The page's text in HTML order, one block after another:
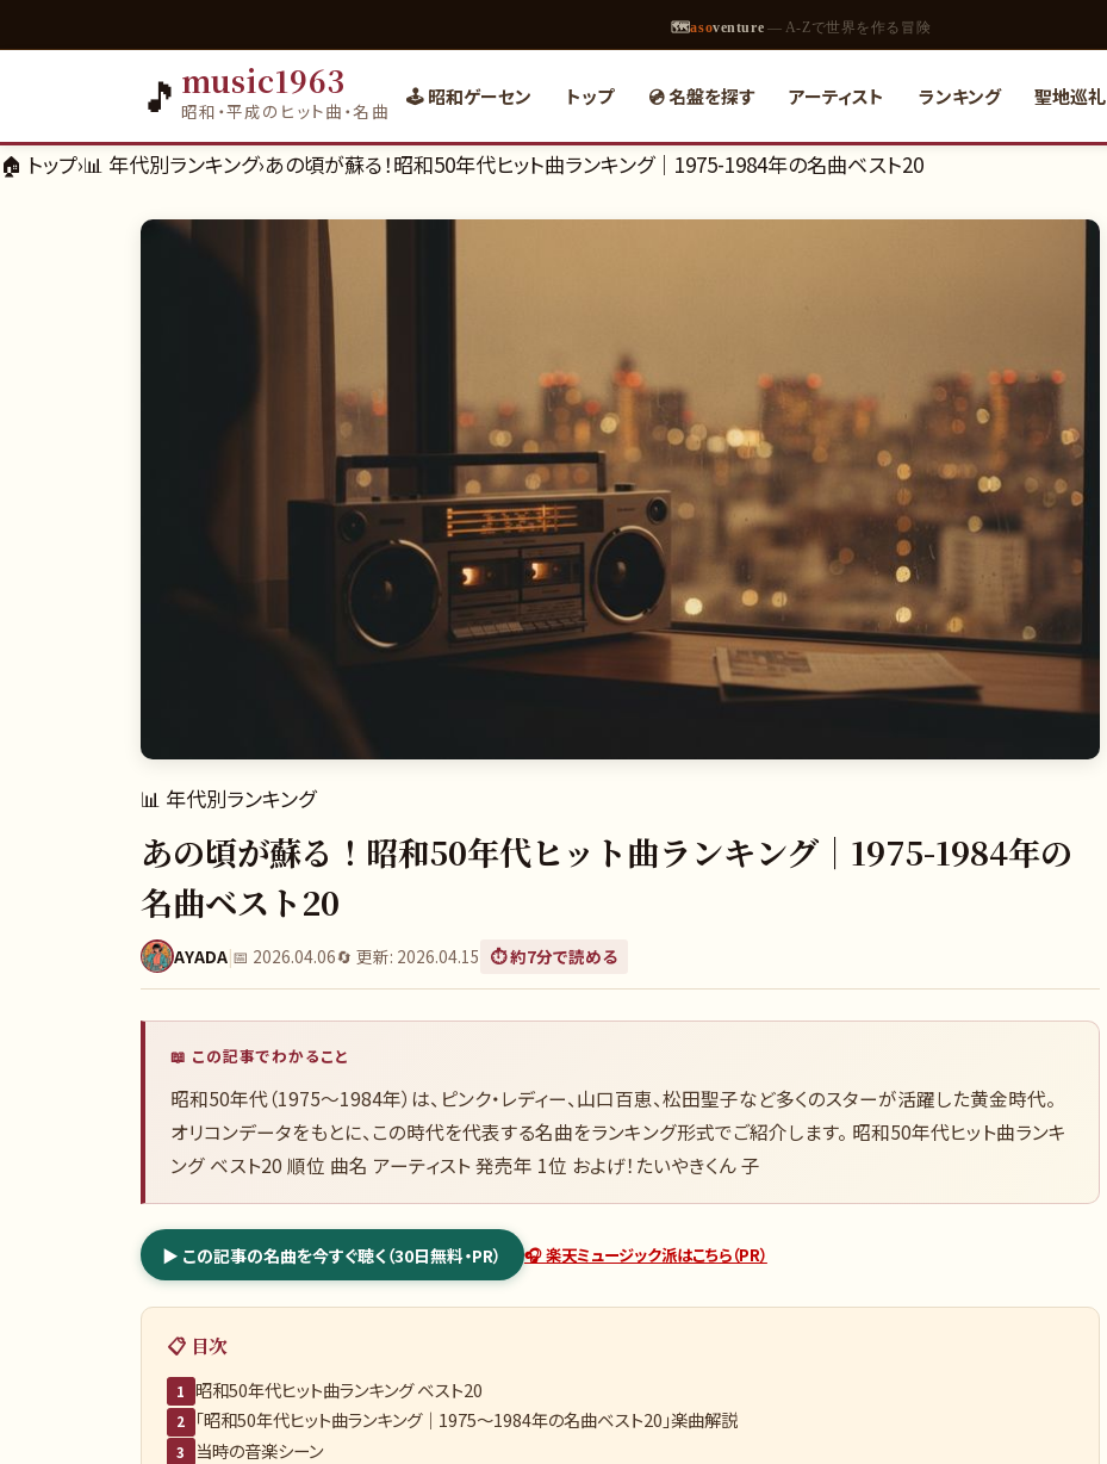
🗺asoventure — A-Zで世界を作る冒険
🎵 music1963
昭和・平成のヒット曲・名曲
🕹️ 昭和ゲーセン トップ 💿 名盤を探す アーティスト ランキング 聖地巡礼
🏠 トップ›📊 年代別ランキング›あの頃が蘇る！昭和50年代ヒット曲ランキング｜1975-1984年の名曲ベスト20
📊 年代別ランキング
あの頃が蘇る！昭和50年代ヒット曲ランキング｜1975-1984年の
名曲ベスト20
AYADA|📅 2026.04.06🔄 更新: 2026.04.15 ⏱️ 約7分で読める
📖 この記事でわかること
昭和50年代（1975〜1984年）は、ピンク・レディー、山口百恵、松田聖子など多くのスターが活躍した黄金時代。
オリコンデータをもとに、この時代を代表する名曲をランキング形式でご紹介します。 昭和50年代ヒット曲ランキ
ング ベスト20 順位 曲名 アーティスト 発売年 1位 およげ！たいやきくん 子
▶ この記事の名曲を今すぐ聴く（30日無料・PR） 🎧 楽天ミュージック派はこちら（PR）
📋 目次
1 昭和50年代ヒット曲ランキング ベスト20
2 「昭和50年代ヒット曲ランキング｜1975〜1984年の名曲ベスト20」楽曲解説
3 当時の音楽シーン